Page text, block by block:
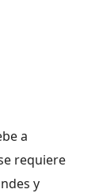
a
requiere
y